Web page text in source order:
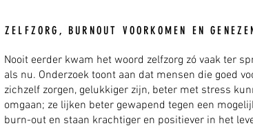
ZELFZORG, BURNOUT VOORKOMEN EN
Nooit eerder kwam het woord zelfzorg zó vaak ter
als nu. Onderzoek toont aan dat mensen die goed
zichzelf zorgen, gelukkiger zijn, beter met stress
omgaan; ze lijken beter gewapend tegen een
burn-out en staan krachtiger en positiever in het